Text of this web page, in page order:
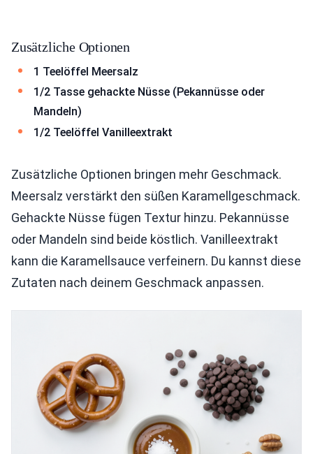
Zusätzliche Optionen
1 Teelöffel Meersalz
1/2 Tasse gehackte Nüsse (Pekannüsse oder
Mandeln)
1/2 Teelöffel Vanilleextrakt
Zusätzliche Optionen bringen mehr Geschmack.
Meersalz verstärkt den süßen Karamellgeschmack.
Gehackte Nüsse fügen Textur hinzu. Pekannüsse
oder Mandeln sind beide köstlich. Vanilleextrakt
kann die Karamellsauce verfeinern. Du kannst diese
Zutaten nach deinem Geschmack anpassen.